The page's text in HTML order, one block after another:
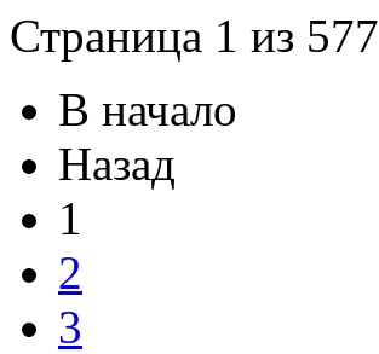
Страница 1 из 577
В начало
Назад
1
2
3